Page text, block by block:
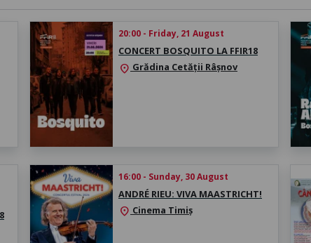
20:00 - Friday, 21 August
CONCERT BOSQUITO LA FFIR18
location_on Grădina Cetății Râșnov
16:00 - Sunday, 30 August
ANDRÉ RIEU: VIVA MAASTRICHT!
location_on Cinema Timiș